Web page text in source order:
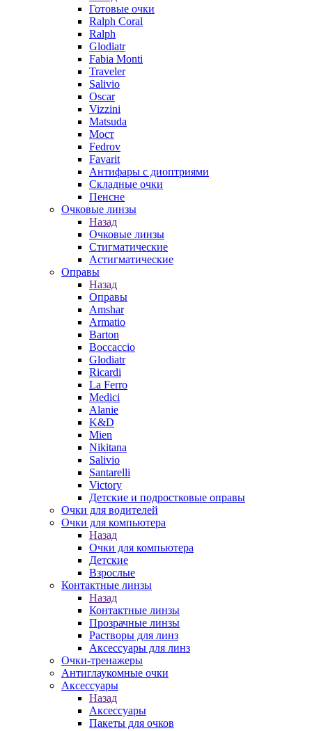
Готовые очки
Ralph Coral
Ralph
Glodiatr
Fabia Monti
Traveler
Salivio
Oscar
Vizzini
Matsuda
Мост
Fedrov
Favarit
Антифары с диоптриями
Складные очки
Пенсне
Очковые линзы
Назад
Очковые линзы
Стигматические
Астигматические
Оправы
Назад
Оправы
Amshar
Armatio
Barton
Boccaccio
Glodiatr
Ricardi
La Ferro
Medici
Alanie
K&D
Mien
Nikitana
Salivio
Santarelli
Victory
Детские и подростковые оправы
Очки для водителей
Очки для компьютера
Назад
Очки для компьютера
Детские
Взрослые
Контактные линзы
Назад
Контактные линзы
Прозрачные линзы
Растворы для линз
Аксессуары для линз
Очки-тренажеры
Антиглаукомные очки
Аксессуары
Назад
Аксессуары
Пакеты для очков